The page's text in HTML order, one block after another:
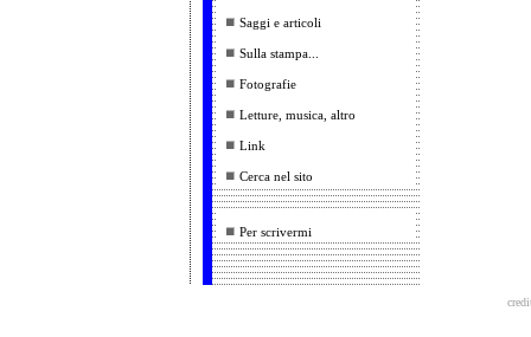
Saggi e articoli
Sulla stampa...
Fotografie
Letture, musica, altro
Link
Cerca nel sito
Per scrivermi